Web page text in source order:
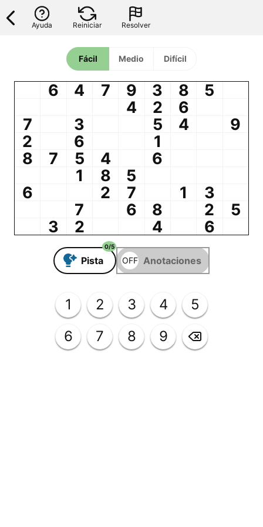
Ayuda Reiniciar Resolver
Fácil Medio Difícil
6 4 7 9 3 8
5
4
2
6
7
3 5 4
9
2
6
1
8
7 5 4
6
1
8
5
6
2 7 1
3
7
6 8 2
5
3
2 4 6
Pista
0/5
Anotaciones
1 2 3 4
5
6
7 8 9